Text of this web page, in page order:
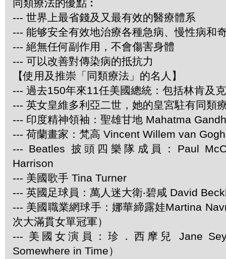
同類療法的優點︰
--- 世界上最省錢及又最有效的醫療體系
--- 能够安全有效地治療各種急病、慢性病和
--- 絕無任何副作用，不會傷害身體
--- 可以改善對傳染病的抵抗力
【使用及推崇「同類療法」的名人】
--- 過去150年來11任美國總統：包括林肯及
--- 英女皇維多利亞二世，她的皇宮駐有同類
--- 印度精神領袖：聖雄甘地 Mahatma
--- 荷蘭畫家：梵高 Vincent Willem van Gogh
--- Beatles 披頭四樂隊成員：Paul
Harrison
--- 美國歌手 Tina Turner
--- 英國足球員：萬人迷大衛‧碧咸 David
--- 美國職業網球手：娜華締露娃Martina
次大滿貫女單冠軍）
--- 美國女演員：珍．西摩兒 Jane
Somewhere in Time）